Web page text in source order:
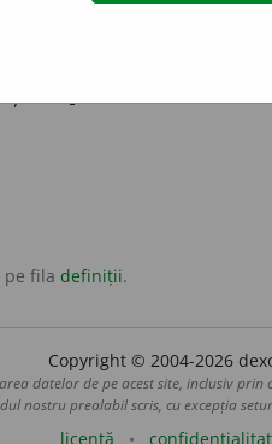
ființe sau a unui lucru.
pe fila definiții.
Copyright © 2004-2026
datelor de pe acest site, inclusiv
nostru prealabil scris, cu excepția
licență